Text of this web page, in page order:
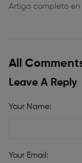
Artigo completo en
All
Leave A Reply
Your Name:
Your Email: